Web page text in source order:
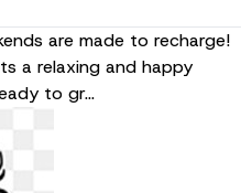
are made to recharge!
a relaxing and happy
to gr…